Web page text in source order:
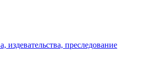
издевательства, преследование